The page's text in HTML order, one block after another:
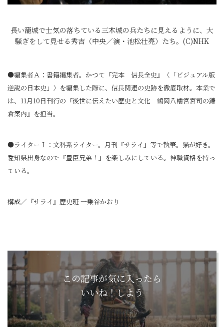
長い籠城で士気の落ちている三木城の兵たちに見えるように、大
騒ぎをして見せる秀吉（中央／演・池松壮亮）たち。(C)NHK
●編集者Ａ：書籍編集者。かつて『完本 信長全史』（「ビジュアル版
逆説の日本史」）を編集した際に、信長関連の史跡を徹底取材。本業で
は、11月10日刊行の『後世に伝えたい歴史と文化 鶴岡八幡宮宮司の鎌
倉案内』を担当。
●ライターＩ：文科系ライター。月刊『サライ』等で執筆。猫が好き。
愛知県出身なので『豊臣兄弟！』を楽しみにしている。神職資格を持っ
ている。
構成／『サライ』歴史班 一乗谷かおり
この記事が気に入ったら
いいね！しよう